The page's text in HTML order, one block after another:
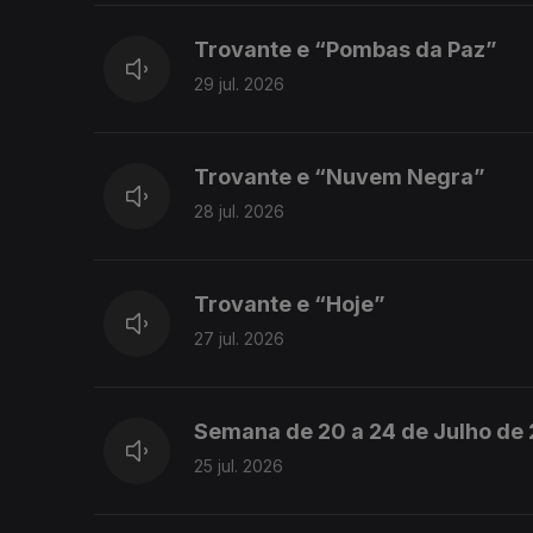
Trovante e “Pombas da Paz”
29 jul. 2026
Trovante e “Nuvem Negra”
28 jul. 2026
Trovante e “Hoje”
27 jul. 2026
Semana de 20 a 24 de Julho de
25 jul. 2026